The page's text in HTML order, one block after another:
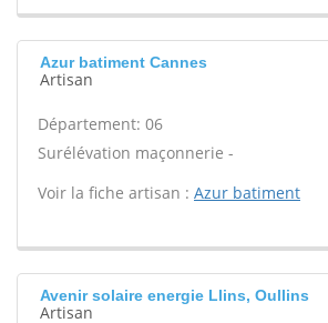
Azur batiment Cannes
Artisan
Département: 06
Surélévation maçonnerie -
Voir la fiche artisan : Azur batiment
Avenir solaire energie Llins, Oullins
Artisan